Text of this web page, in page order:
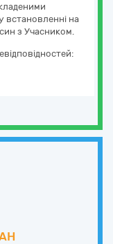
встановленні на
з Учасником.